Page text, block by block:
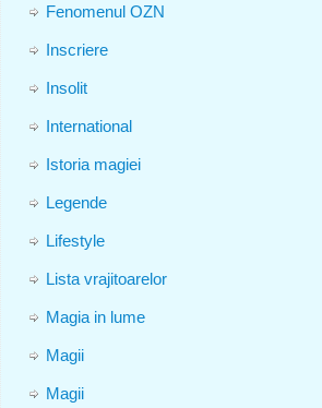
Fenomenul OZN
Inscriere
Insolit
International
Istoria magiei
Legende
Lifestyle
Lista vrajitoarelor
Magia in lume
Magii
Magii